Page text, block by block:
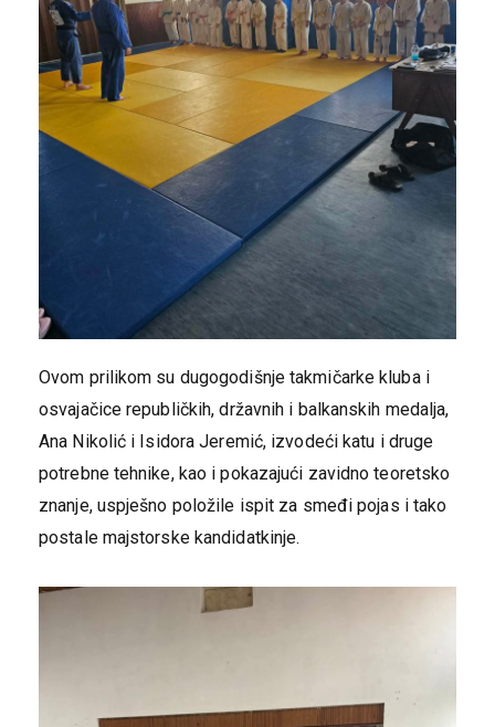
Ovom prilikom su dugogodišnje takmičarke kluba i
osvajačice republičkih, državnih i balkanskih medalja,
Ana Nikolić i Isidora Jeremić, izvodeći katu i druge
potrebne tehnike, kao i pokazajući zavidno teoretsko
znanje, uspješno položile ispit za smeđi pojas i tako
postale majstorske kandidatkinje.